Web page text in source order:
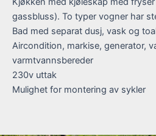
gassbluss). To typer vogner har
Bad med separat dusj, vask og
Aircondition, markise, generator,
varmtvannsbereder
230v uttak
Mulighet for montering av sykler